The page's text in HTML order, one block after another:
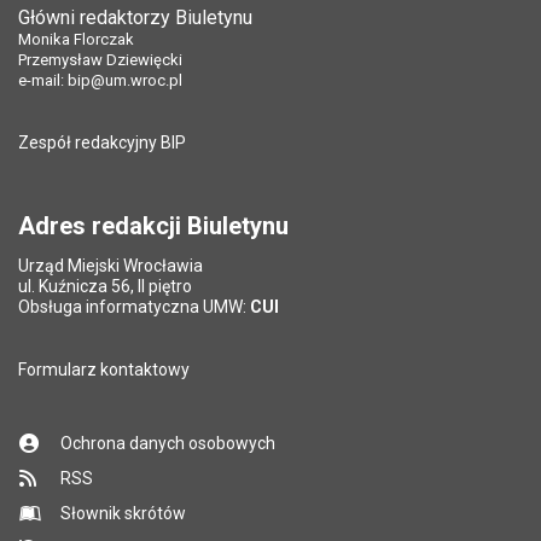
Ostatnio zaktualizował:
Data ostatniej aktualizacji:
Ostatnio zaktualizował:
Data ostatniej aktualizacji:
Tytuł e-mailaPole wymagane
*
Adres e-mail znajomego
Pytanie antyspamowe
*
Pole wymagane
Główni redaktorzy Biuletynu
Monika Florczak
Przemysław Dziewięcki
e-mail: bip@um.wroc.pl
Zespół redakcyjny BIP
Adres redakcji Biuletynu
Urząd Miejski Wrocławia
ul. Kuźnicza 56, II piętro
Obsługa informatyczna UMW: CUI
Formularz kontaktowy
Ochrona danych osobowych
RSS
Słownik skrótów